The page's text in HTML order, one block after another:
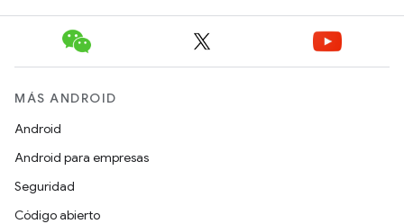
MÁS ANDROID
Android
Android para empresas
Seguridad
Código abierto